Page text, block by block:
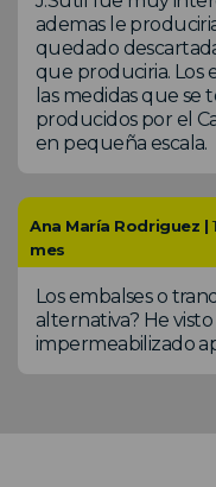
ademas le
quedado
que produciria. Los
las medidas que se
producidos por el
en pequeña escala.
Ana María Rodriguez |
mes
Los embalses o
alternativa? He
impermeabilizado